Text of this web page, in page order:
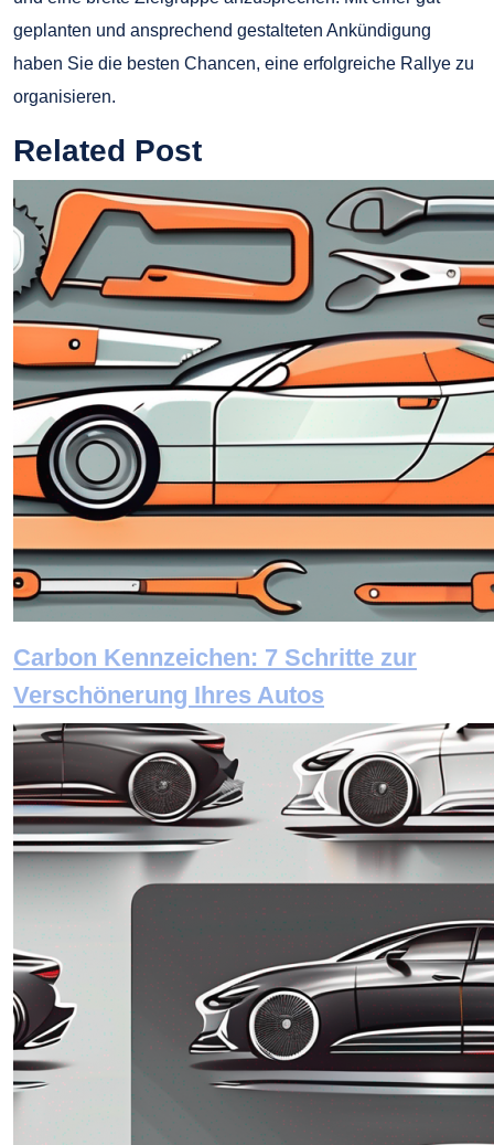
geplanten und ansprechend gestalteten Ankündigung
haben Sie die besten Chancen, eine erfolgreiche Rallye zu
organisieren.
Related Post
Carbon Kennzeichen: 7 Schritte zur
Verschönerung Ihres Autos